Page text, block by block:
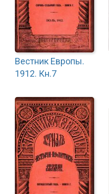
Вестник Европы.
1912. Кн.7